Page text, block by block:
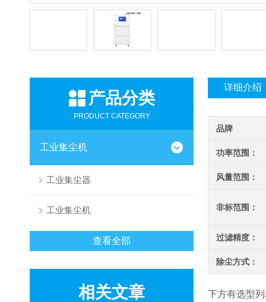
产品分类
PRODUCT CATEGORY
工业集尘机
工业集尘器
工业集尘机
查看全部
相关文章
详细介绍
品牌
功率范围：
风量范围：
非标范围：
过滤精度：
除尘方式：
下方有选型